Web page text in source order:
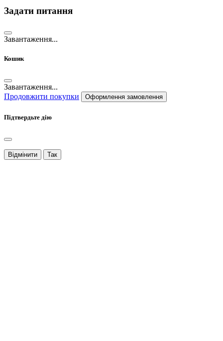
Задати питання
Завантаження...
Кошик
Завантаження...
Продовжити покупки
Оформлення замовлення
Підтвердьте дію
Відмінити Так